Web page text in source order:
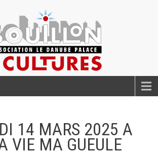
14 MARS 2025 A
VIE MA GUEULE